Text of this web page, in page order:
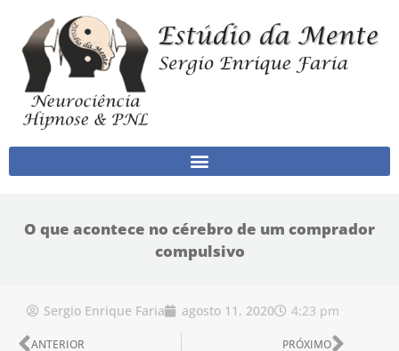
O que acontece no cérebro de um comprador
compulsivo
Sergio Enrique Faria agosto 11, 2020 4:23 pm
ANTERIOR PRÓXIMO